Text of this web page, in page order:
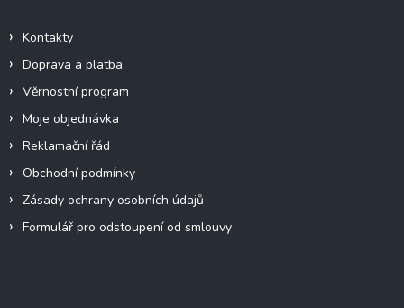
Kontakty
Doprava a platba
Věrnostní program
Moje objednávka
Reklamační řád
Obchodní podmínky
Zásady ochrany osobních údajů
Formulář pro odstoupení od smlouvy